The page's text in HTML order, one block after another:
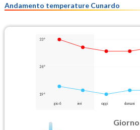
Andamento temperature Cunardo
33°
26°
19°
gio 6 ieri oggi domani